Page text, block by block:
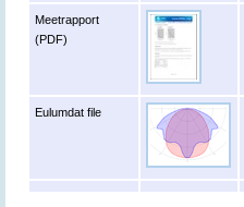
Meetrapport
(PDF)
Eulumdat file